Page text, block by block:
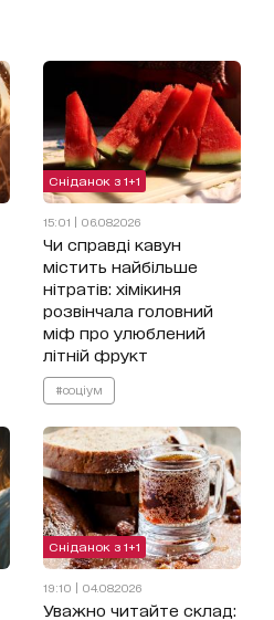
Сніданок з 1+1
15:01 | 06.08.2026
Чи справді кавун
містить найбільше
нітратів: хімікиня
розвінчала головний
міф про улюблений
літній фрукт
#соціум
Сніданок з 1+1
19:10 | 04.08.2026
Уважно читайте склад: